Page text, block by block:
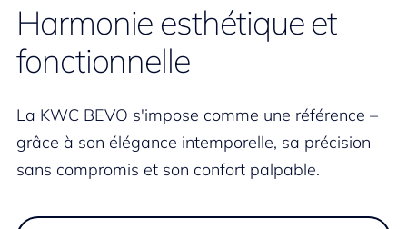
Harmonie esthétique et
fonctionnelle
La KWC BEVO s'impose comme une référence –
grâce à son élégance intemporelle, sa précision
sans compromis et son confort palpable.